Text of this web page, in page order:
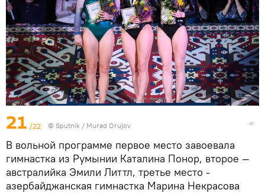
21 /22 © Sputnik / Murad Orujov
В вольной программе первое место завоевала
гимнастка из Румынии Каталина Понор, второе —
австралийка Эмили Литтл, третье место -
азербайджанская гимнастка Марина Некрасова